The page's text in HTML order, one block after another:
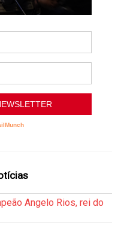
Angelo Rios, rei do